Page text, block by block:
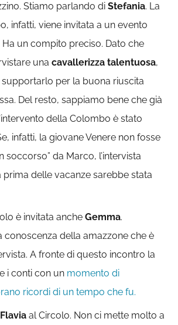
Stiamo parlando di Stefania. La
infatti, viene invitata a un evento
un compito preciso. Dato che
unacavallerizza talentuosa,
supportarlo per la buona riuscita
Del resto, sappiamo bene che già
della Colombo è stato
infatti, la giovane Venere non fosse
soccorso” da Marco, l’intervista
prima delle vacanze sarebbe stata
è invitata anche Gemma.
conoscenza della amazzone che è
A fronte di questo incontro la
i conti con un momento di
ricordi di un tempo che fu.
Flavia al Circolo. Non ci mette molto a